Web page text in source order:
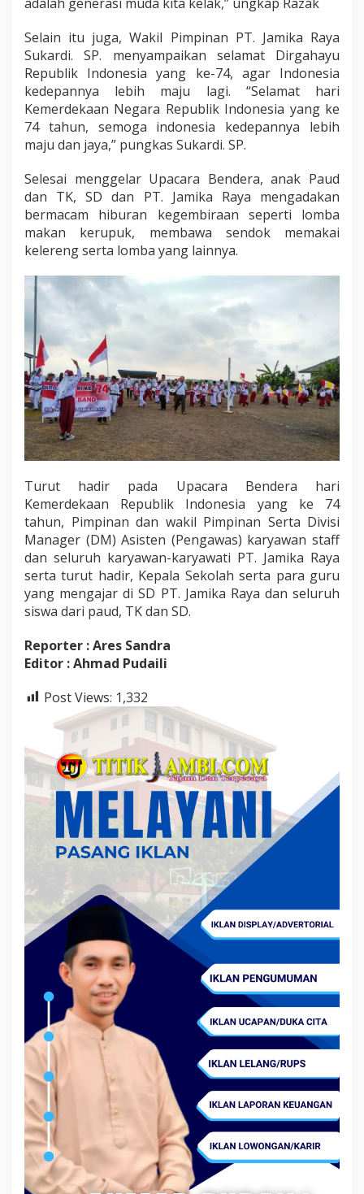
Selain itu juga, Wakil Pimpinan PT. Jamika Raya
Sukardi. SP. menyampaikan selamat Dirgahayu
Republik Indonesia yang ke-74, agar Indonesia
kedepannya lebih maju lagi. “Selamat hari
Kemerdekaan Negara Republik Indonesia yang ke
74 tahun, semoga indonesia kedepannya lebih
maju dan jaya,” pungkas Sukardi. SP.
Selesai menggelar Upacara Bendera, anak Paud
dan TK, SD dan PT. Jamika Raya mengadakan
bermacam hiburan kegembiraan seperti lomba
makan kerupuk, membawa sendok memakai
kelereng serta lomba yang lainnya.
Turut hadir pada Upacara Bendera hari
Kemerdekaan Republik Indonesia yang ke 74
tahun, Pimpinan dan wakil Pimpinan Serta Divisi
Manager (DM) Asisten (Pengawas) karyawan staff
dan seluruh karyawan-karyawati PT. Jamika Raya
serta turut hadir, Kepala Sekolah serta para guru
yang mengajar di SD PT. Jamika Raya dan seluruh
siswa dari paud, TK dan SD.
Reporter : Ares Sandra
Editor : Ahmad Pudaili
Post Views: 1,332